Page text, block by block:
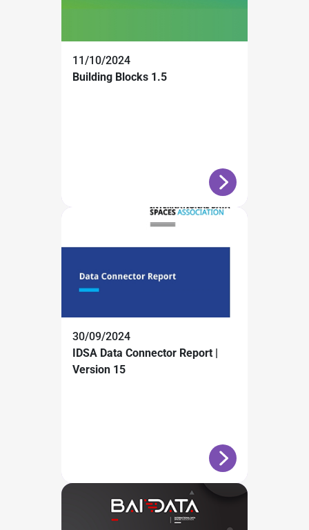
11/10/2024
Building Blocks 1.5
30/09/2024
IDSA Data Connector Report |
Version 15